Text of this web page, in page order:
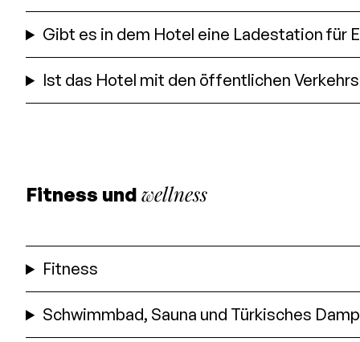
Gibt es in dem Hotel eine Ladestation für
Ist das Hotel mit den öffentlichen
Fitness und wellness
Fitness
Schwimmbad, Sauna und Türkisches